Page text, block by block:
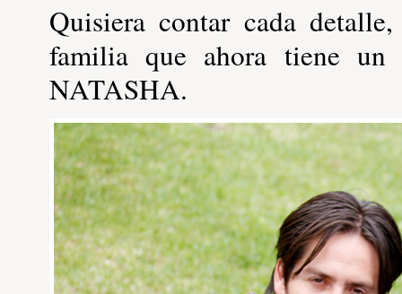
Quisiera contar cada
familia que ahora tiene
NATASHA.